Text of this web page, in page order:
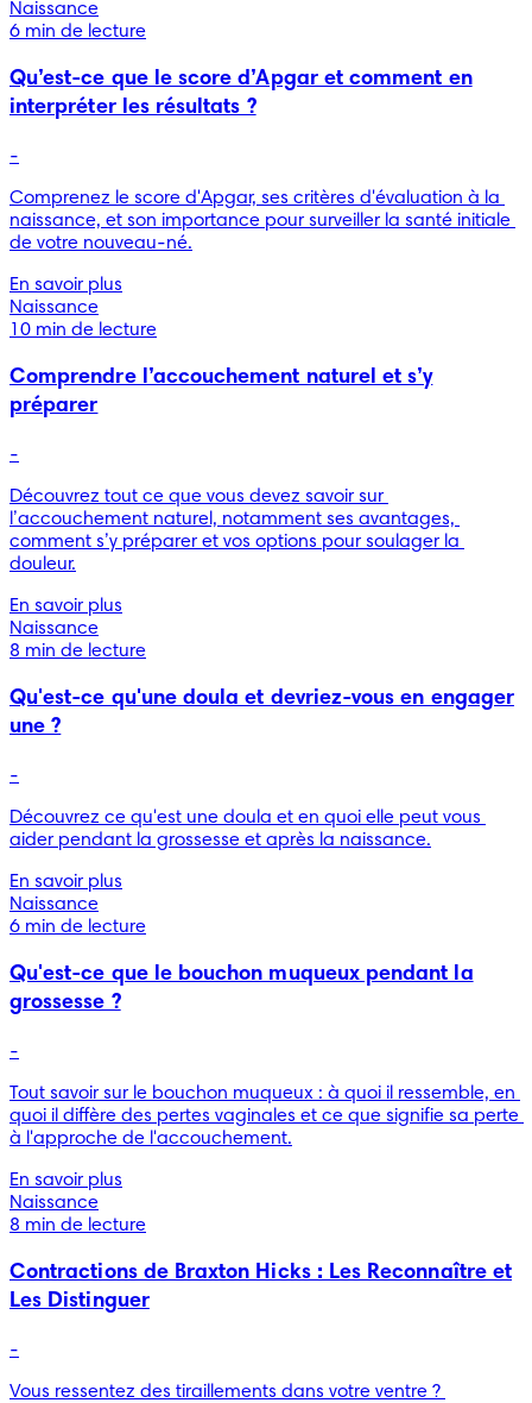
Naissance
6 min de lecture
Qu’est-ce que le score d’Apgar et comment en
interpréter les résultats ?
-
Comprenez le score d'Apgar, ses critères d'évaluation à la
naissance, et son importance pour surveiller la santé initiale
de votre nouveau-né.
En savoir plus
Naissance
10 min de lecture
Comprendre l’accouchement naturel et s’y
préparer
-
Découvrez tout ce que vous devez savoir sur
l’accouchement naturel, notamment ses avantages,
comment s’y préparer et vos options pour soulager la
En savoir plus
Naissance
8 min de lecture
Qu'est-ce qu'une doula et devriez-vous en engager
une ?
-
Découvrez ce qu'est une doula et en quoi elle peut vous
aider pendant la grossesse et après la naissance.
En savoir plus
Naissance
6 min de lecture
Qu'est-ce que le bouchon muqueux pendant la
grossesse ?
-
Tout savoir sur le bouchon muqueux : à quoi il ressemble, en
quoi il diffère des pertes vaginales et ce que signifie sa perte
à l'approche de l'accouchement.
En savoir plus
Naissance
8 min de lecture
Contractions de Braxton Hicks : Les Reconnaître et
Les Distinguer
-
Vous ressentez des tiraillements dans votre ventre ?